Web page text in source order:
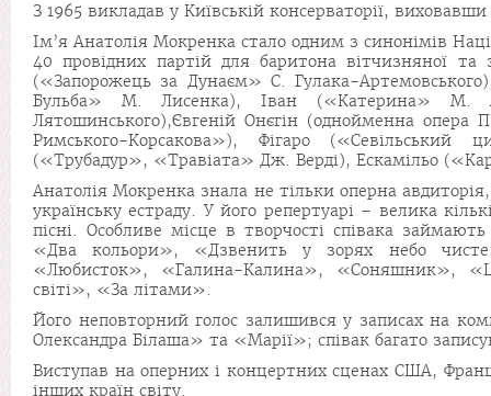
З 1965 викладав у Київській консерваторії, виховавши
Ім’я Анатолія Мокренка стало одним з синонімів
40 провідних партій для баритона вітчизняної та
(«Запорожець за Дунаєм» С. Гулака-
Бульба» М. Лисенка), Іван («Катерина» М.
Лятошинського),Євгеній Онєгін (однойменна
Римського-Корсакова»), Фігаро
(«Трубадур», «Травіата» Дж. Верді), Ескамільо
Анатолія Мокренка знала не тільки оперна
українську естраду. У його репертуарі – велика
пісні. Особливе місце в творчості співака
«Два кольори», «Дзвенить у зорях небо
«Любисток», «Галина-Калина», «Соняшник»,
світі», «За літами».
Його неповторний голос залишився у записах на
Олександра Білаша» та «Марії»; співак багато
Виступав на оперних і концертних сценах США,
інших країн світу.